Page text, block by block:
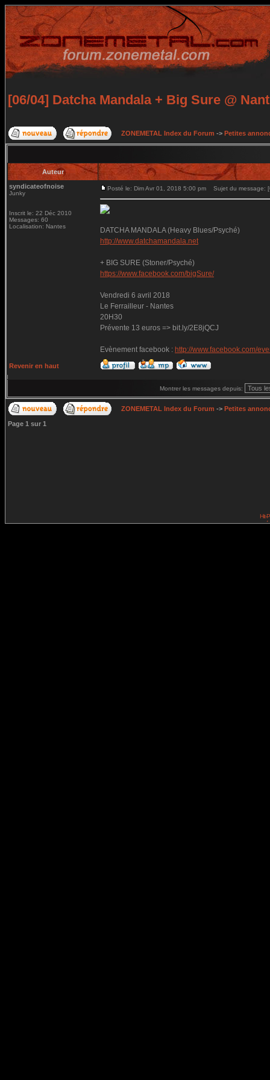
[06/04] Datcha Mandala + Big Sure @
ZONEMETAL Index du Forum -> Petites
Auteur
syndicateofnoise
Junky
Inscrit le: 22 Déc 2010
Messages: 60
Localisation: Nantes
Posté le: Dim Avr 01, 2018 5:00 pm Sujet du message:
DATCHA MANDALA (Heavy Blues/Psyché)
http://www.datchamandala.net
+ BIG SURE (Stoner/Psyché)
https://www.facebook.com/bigSure/
Vendredi 6 avril 2018
Le Ferrailleur - Nantes
20H30
Prévente 13 euros => bit.ly/2E8jQCJ
Evènement facebook : http://www.facebook.com/
Revenir en haut
Montrer les messages depuis:
ZONEMETAL Index du Forum -> Petites
Page 1 sur 1